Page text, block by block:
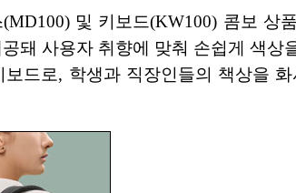
및 키보드(KW100) 콤보 상
돼 사용자 취향에 맞춰 손쉽게 색상
드로, 학생과 직장인들의 책상을